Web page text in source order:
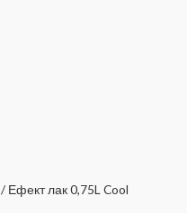
/ Ефект лак 0,75L Cool